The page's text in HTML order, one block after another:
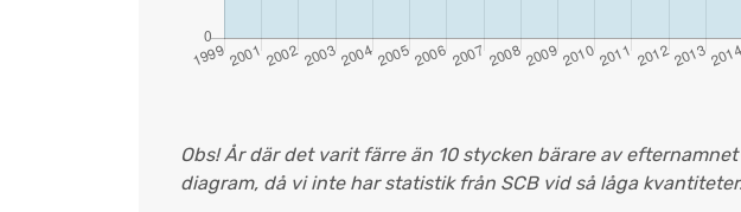
Obs! År där det varit färre än 10 stycken bärare av
diagram, då vi inte har statistik från SCB vid så låga